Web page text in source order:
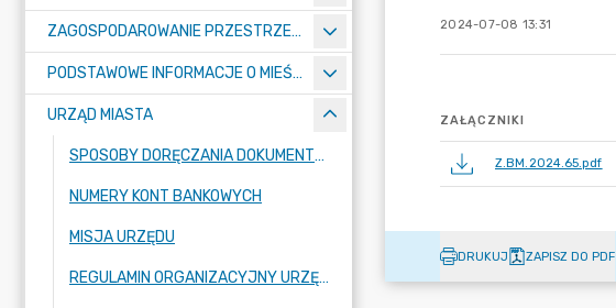
ZAGOSPODAROWANIE PRZESTRZENNE
PODSTAWOWE INFORMACJE O MIEŚCIE
URZĄD MIASTA
SPOSOBY DORĘCZANIA DOKUMENTÓW DO URZĘDU MIASTA RADZIONKÓW
NUMERY KONT BANKOWYCH
MISJA URZĘDU
REGULAMIN ORGANIZACYJNY URZĘDU
2024-07-08 13:31
ZAŁĄCZNIKI
Z.BM.2024.65.pdf
DRUKUJ ZAPISZ DO PDF